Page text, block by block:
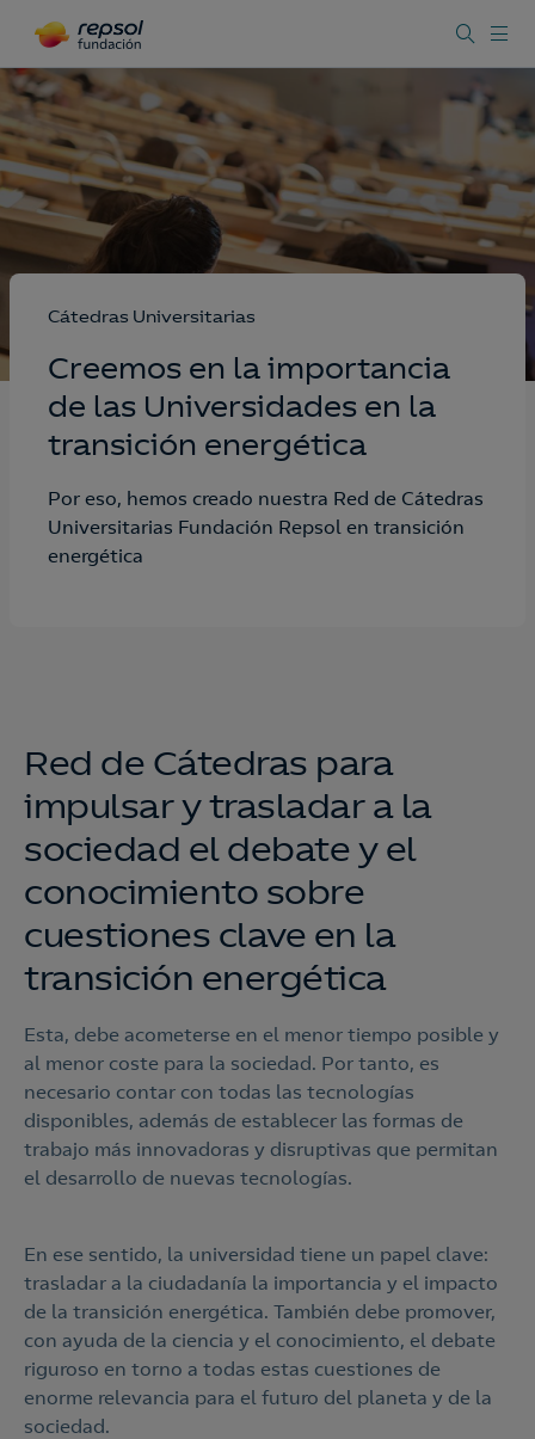
Cátedras Universitarias
Creemos en la importancia
de las Universidades en la
transición energética​
Por eso, hemos creado nuestra Red de Cátedras
Universitarias Fundación Repsol en transición
energética ​
Red de Cátedras para
impulsar y trasladar a la
sociedad el debate y el
conocimiento sobre
cuestiones clave en la
transición energética​
Esta, debe acometerse en el menor tiempo posible y
al menor coste para la sociedad. Por tanto, es
necesario contar con todas las tecnologías
disponibles, además de establecer las formas de
trabajo más innovadoras y disruptivas que permitan
el desarrollo de nuevas tecnologías. ​
​En ese sentido, la universidad tiene un papel clave:
trasladar a la ciudadanía la importancia y el impacto
de la transición energética. También debe promover,
con ayuda de la ciencia y el conocimiento, el debate
riguroso en torno a todas estas cuestiones de
enorme relevancia para el futuro del planeta y de la
sociedad. ​